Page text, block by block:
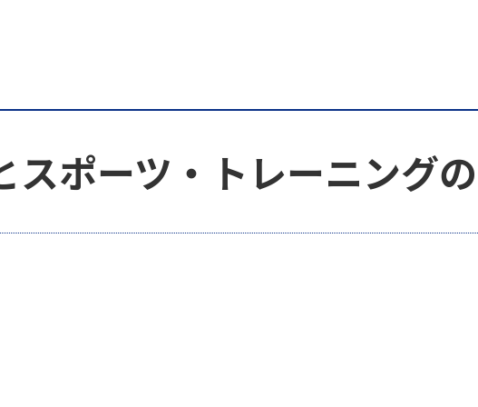
スポーツ・トレーニング